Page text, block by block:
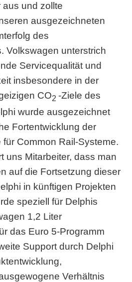
und zollte
ausgezeichneten
des
Volkswagen unterstrich
Servicequalität und
insbesondere in der
CO2 -Ziele des
wurde ausgezeichnet
Fortentwicklung der
Common Rail-Systeme.
uns Mitarbeiter, dass man
auf die Fortsetzung dieser
in künftigen Projekten
speziell für Delphis
1,2 Liter
das Euro 5-Programm
Support durch Delphi
Verhältnis